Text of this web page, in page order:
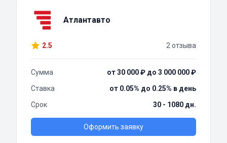
Атлантавто
2.5 2 отзыва
Сумма
от 30 000 ₽ до 3 000 000 ₽
Ставка
от 0.05% до 0.25% в день
Срок
30 - 1080 дн.
Оформить заявку